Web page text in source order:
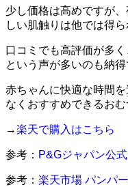
少し価格は高めですが
しい肌触りは他では得ら
口コミでも高評価が多
という声が多いのも納得
赤ちゃんに快適な時間
なくおすすめできるおむ
→楽天で購入はこちら
参考： P&Gジャパン公
参考： 楽天市場 パンパ